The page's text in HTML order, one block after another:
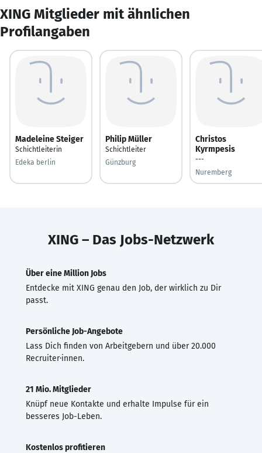
XING Mitglieder mit ähnlichen
Profilangaben
Madeleine Steiger
Schichtleiterin
Edeka berlin
Philip Müller
Schichtleiter
Günzburg
Christos
Kyrmpesis
---
Nuremberg
XING – Das Jobs-Netzwerk
Über eine Million Jobs
Entdecke mit XING genau den Job, der wirklich zu Dir
passt.
Persönliche Job-Angebote
Lass Dich finden von Arbeitgebern und über 20.000
Recruiter·innen.
21 Mio. Mitglieder
Knüpf neue Kontakte und erhalte Impulse für ein
besseres Job-Leben.
Kostenlos profitieren